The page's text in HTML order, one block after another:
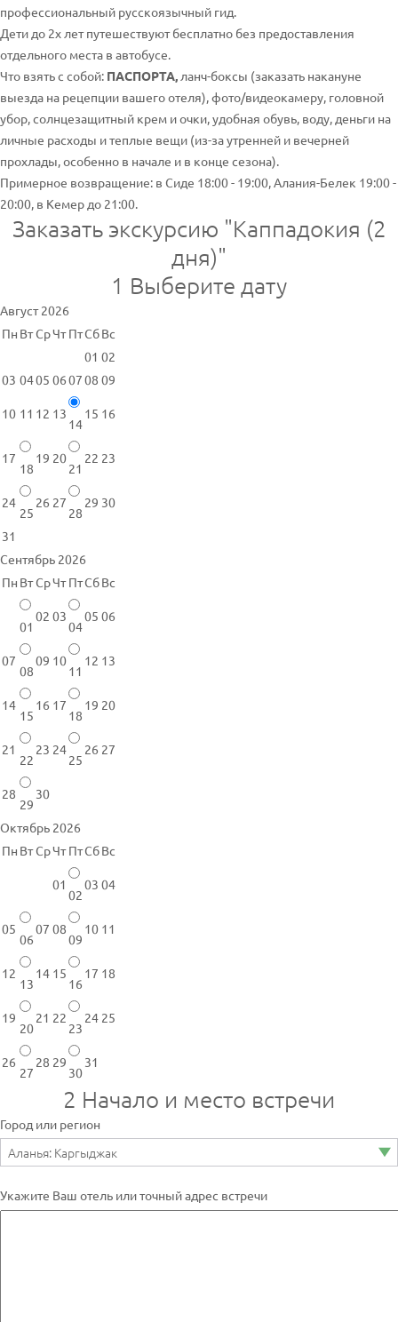
профессиональный русскоязычный гид.
Дети до 2х лет путешествуют бесплатно без предоставления
отдельного места в автобусе.
Что взять с собой: ПАСПОРТА, ланч-боксы (заказать накануне
выезда на рецепции вашего отеля), фото/видеокамеру, головной
убор, солнцезащитный крем и очки, удобная обувь, воду, деньги на
личные расходы и теплые вещи (из-за утренней и вечерней
прохлады, особенно в начале и в конце сезона).
Примерное возвращение: в Сиде 18:00 - 19:00, Алания-Белек 19:00 -
20:00, в Кемер до 21:00.
Заказать экскурсию "Каппадокия (2
дня)"
1 Выберите дату
Август 2026
Пн ВтСрЧт ПтСбВс
01 02
03 0405 060708 09
10 11 12 13
14
15 16
17
18
19 20
21
22 23
24
25
26 27
28
29 30
31
Сентябрь 2026
Пн ВтСрЧт ПтСбВс
01
02 03
04
05 06
07
08
09 10
11
12 13
14
15
16 17
18
19 20
21
22
23 24
25
26 27
28
29
30
Октябрь 2026
Пн ВтСрЧт ПтСбВс
01
02
03 04
05
06
07 08
09
10 11
12
13
14 15
16
17 18
19
20
21 22
23
24 25
26
27
28 29
30
31
2 Начало и место встречи
Город или регион
Укажите Ваш отель или точный адрес встречи